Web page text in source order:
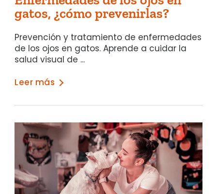
gatos, ¿cómo prevenirlas?
Prevención y tratamiento de enfermedades
de los ojos en gatos. Aprende a cuidar la
salud visual de ...
Leer más